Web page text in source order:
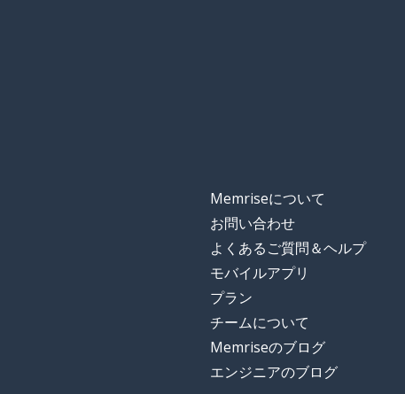
Memriseについて
お問い合わせ
よくあるご質問＆ヘルプ
モバイルアプリ
プラン
チームについて
Memriseのブログ
エンジニアのブログ